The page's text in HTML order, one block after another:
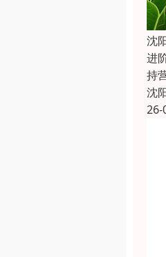
沈
进
持
沈
26-